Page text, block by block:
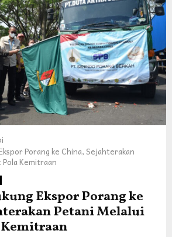
Porang ke China, Sejahterakan
Kemitraan
Ekspor Porang ke
Petani Melalui